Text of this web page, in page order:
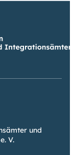
und
V.